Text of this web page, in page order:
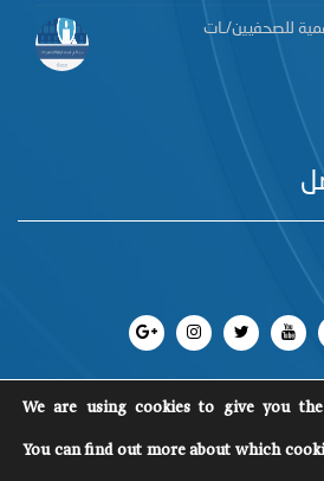
للصحفيين/ـات
SCM
©
We are using cookies to give you
You can find out more about which